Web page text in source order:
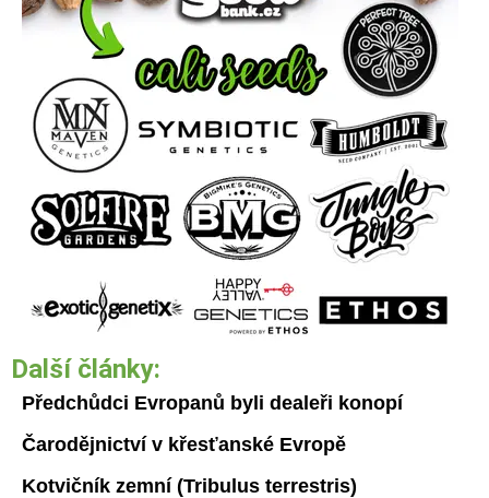
Další články:
Předchůdci Evropanů byli dealeři konopí
Čarodějnictví v křesťanské Evropě
Kotvičník zemní (Tribulus terrestris)